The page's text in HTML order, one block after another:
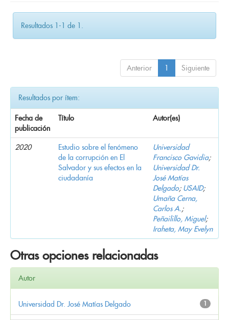
Resultados 1-1 de 1.
Anterior 1 Siguiente
Resultados por ítem:
Fecha de
publicación
Título Autor(es)
2020
Estudio sobre el fenómeno
de la corrupción en El
Salvador y sus efectos en la
ciudadanía
Universidad
Francisco Gavidia;
Universidad Dr.
José Matías
Delgado; USAID;
Umaña Cerna,
Carlos A.;
Peñailillo, Miguel;
Iraheta, May Evelyn
Otras opciones relacionadas
Autor
1
Universidad Dr. José Matías Delgado